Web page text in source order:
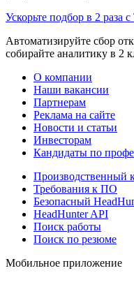
Ускорьте подбор в 2 раза
Автоматизируйте сбор
собирайте аналитику в 2
О компании
Наши вакансии
Партнерам
Реклама на сайте
Новости и статьи
Инвесторам
Кандидаты по
Производственный
Требования к ПО
Безопасный
HeadHunter API
Поиск работы
Поиск по резюме
Мобильное приложение